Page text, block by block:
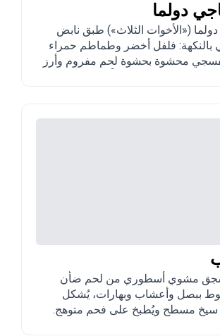
دولما
(«الأخوات الثلاث») طبق نابض
بالنكهة: فلفل أخضر وطماطم حمراء
محشوة بحشوة لحم مفروم وأرز
سجق مشوي أسطوري من لحم ضأن
ببصل وأعشاب وبهارات، يُشكل
سيخ مسطح ويُطبخ على فحم متوهج.